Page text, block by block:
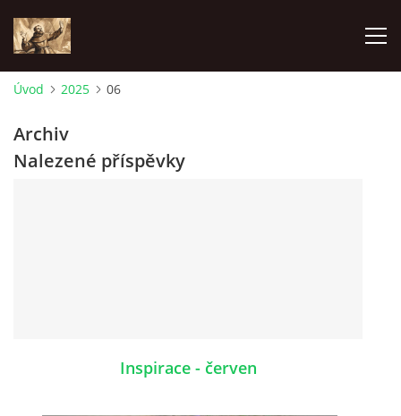
KONTAKTY
Úvod 2025 06
Archiv
Nalezené příspěvky
Inspirace - červen